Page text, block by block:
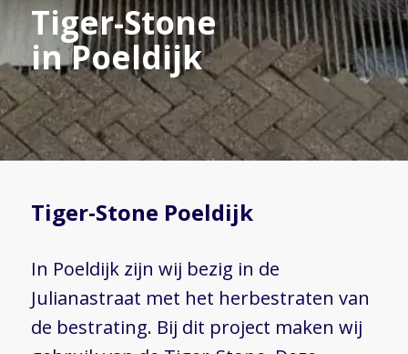
Tiger-Stone
in Poeldijk
Tiger-Stone Poeldijk
In Poeldijk zijn wij bezig in de
Julianastraat met het herbestraten van
de bestrating. Bij dit project maken wij